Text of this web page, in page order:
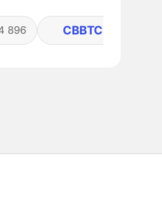
896 CBBTC